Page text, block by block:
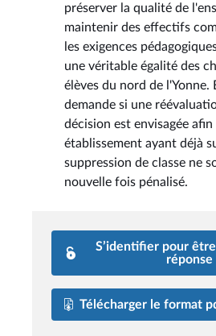
préserver la qualité de
maintenir des effectifs
les exigences
une véritable égalité des
élèves du nord de l'Yonne.
demande si une
décision est envisagée
établissement ayant déjà
suppression de classe ne
nouvelle fois pénalisé.
S’identifier pour
réponse
Télécharger le format